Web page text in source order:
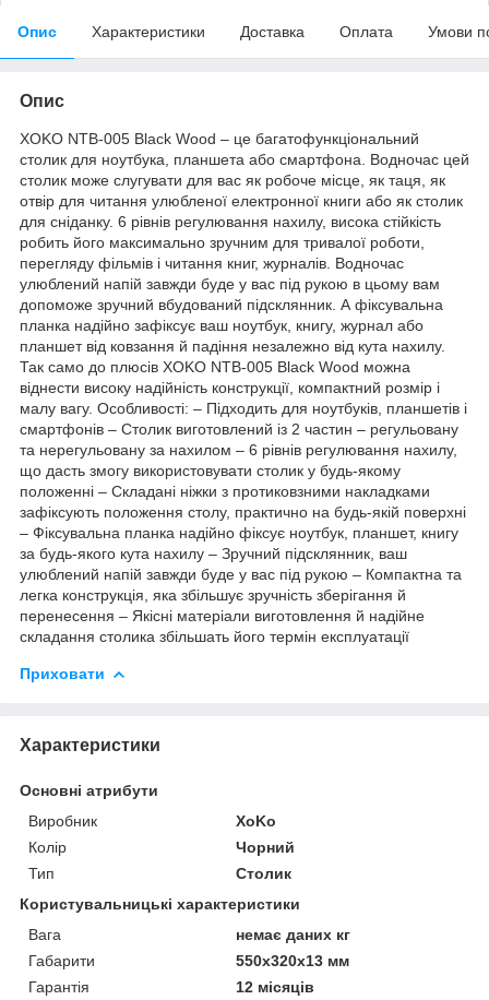
Опис Характеристики Доставка Оплата Умови
Опис
XOKO NTB-005 Black Wood – це багатофункціональний
столик для ноутбука, планшета або смартфона. Водночас цей
столик може слугувати для вас як робоче місце, як таця, як
отвір для читання улюбленої електронної книги або як столик
для сніданку. 6 рівнів регулювання нахилу, висока стійкість
робить його максимально зручним для тривалої роботи,
перегляду фільмів і читання книг, журналів. Водночас
улюблений напій завжди буде у вас під рукою в цьому вам
допоможе зручний вбудований підсклянник. А фіксувальна
планка надійно зафіксує ваш ноутбук, книгу, журнал або
планшет від ковзання й падіння незалежно від кута нахилу.
Так само до плюсів XOKO NTB-005 Black Wood можна
віднести високу надійність конструкції, компактний розмір і
малу вагу. Особливості: – Підходить для ноутбуків, планшетів і
смартфонів – Столик виготовлений із 2 частин – регульовану
та нерегульовану за нахилом – 6 рівнів регулювання нахилу,
що дасть змогу використовувати столик у будь-якому
положенні – Складані ніжки з протиковзними накладками
зафіксують положення столу, практично на будь-якій поверхні
– Фіксувальна планка надійно фіксує ноутбук, планшет, книгу
за будь-якого кута нахилу – Зручний підсклянник, ваш
улюблений напій завжди буде у вас під рукою – Компактна та
легка конструкція, яка збільшує зручність зберігання й
перенесення – Якісні матеріали виготовлення й надійне
складання столика збільшать його термін експлуатації
Приховати
Характеристики
Основні атрибути
Виробник
XoKo
Колір
Чорний
Тип
Столик
Користувальницькі характеристики
Вага
немає даних кг
Габарити
550х320х13 мм
Гарантія
12 місяців